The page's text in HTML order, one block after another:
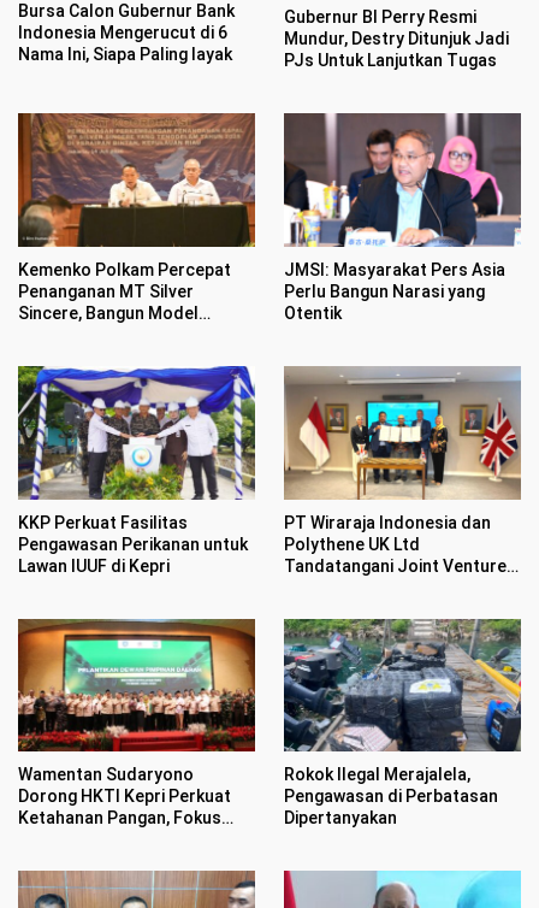
Bursa Calon Gubernur Bank
Indonesia Mengerucut di 6
Nama Ini, Siapa Paling layak
Gubernur BI Perry Resmi
Mundur, Destry Ditunjuk Jadi
PJs Untuk Lanjutkan Tugas
Kemenko Polkam Percepat
Penanganan MT Silver
Sincere, Bangun Model
JMSI: Masyarakat Pers Asia
Perlu Bangun Narasi yang
Otentik
KKP Perkuat Fasilitas
Pengawasan Perikanan untuk
Lawan IUUF di Kepri
PT Wiraraja Indonesia dan
Polythene UK Ltd
Tandatangani Joint Venture
Wamentan Sudaryono
Dorong HKTI Kepri Perkuat
Ketahanan Pangan, Fokus
Rokok Ilegal Merajalela,
Pengawasan di Perbatasan
Dipertanyakan